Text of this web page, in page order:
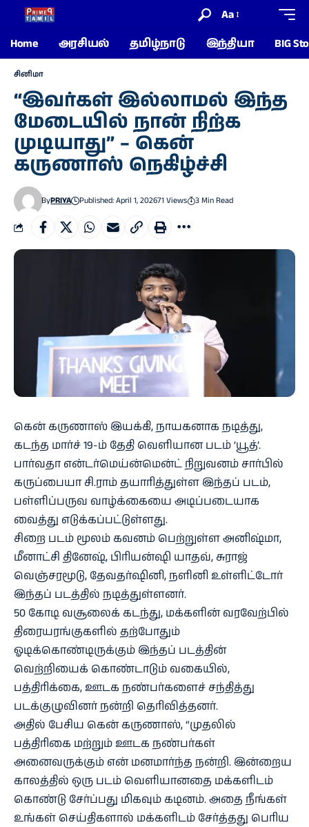
Aa
Home
அரசியல் தமிழ்நாடு இந்தியா BIG
சினிமா
“இவர்கள் இல்லாமல் இந்த
மேடையில் நான் நிற்க
முடியாது” – கென்
கருணாஸ் நெகிழ்ச்சி
ByPRIYA Published: April 1, 202671 Views 3 Min Read
கென் கருணாஸ் இயக்கி, நாயகனாக நடித்து,
கடந்த மார்ச் 19-ம் தேதி வெளியான படம் ‘யூத்’.
பார்வதா என்டர்மெய்ன்மென்ட் நிறுவனம் சார்பில்
கருப்பையா சி.ராம் தயாரித்துள்ள இந்தப் படம்,
பள்ளிப்பருவ வாழ்க்கையை அடிப்படையாக
வைத்து எடுக்கப்பட்டுள்ளது.
சிறை படம் மூலம் கவனம் பெற்றுள்ள அனிஷ்மா,
மீனாட்சி தினேஷ், பிரியன்ஷி யாதவ், சுராஜ்
வெஞ்சரமூடு, தேவதர்ஷினி, நளினி உள்ளிட்டோர்
இந்தப் படத்தில் நடித்துள்ளனர்.
50 கோடி வசூலைக் கடந்து, மக்களின் வரவேற்பில்
திரையரங்குகளில் தற்போதும்
ஓடிக்கொண்டிருக்கும் இந்தப் படத்தின்
வெற்றியைக் கொண்டாடும் வகையில்,
பத்திரிக்கை, ஊடக நண்பர்களைச் சந்தித்து
படக்குழுவினர் நன்றி தெரிவித்தனர்.
அதில் பேசிய கென் கருணாஸ், “முதலில்
பத்திரிகை மற்றும் ஊடக நண்பர்கள்
அனைவருக்கும் என் மனமார்ந்த நன்றி. இன்றைய
காலத்தில் ஒரு படம் வெளியானதை மக்களிடம்
கொண்டு சேர்ப்பது மிகவும் கடினம். அதை நீங்கள்
உங்கள் செய்திகளால் மக்களிடம் சேர்த்தது பெரிய